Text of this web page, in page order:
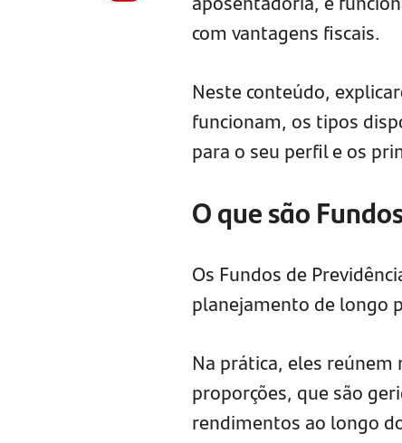
com vantagens fiscais.
Neste conteúdo,
funcionam, os tipos
para o seu perfil e os
O que são
Os Fundos de
planejamento de longo
Na prática, eles
proporções, que são
rendimentos ao longo